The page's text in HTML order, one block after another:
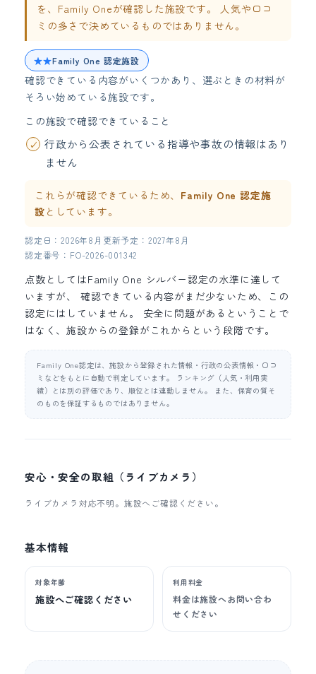
を、Family Oneが確認した施設です。 人気や口コ
ミの多さで決めているものではありません。
★★Family One 認定施設
確認できている内容がいくつかあり、選ぶときの材料が
そろい始めている施設です。
この施設で確認できていること
行政から公表されている指導や事故の情報はあり
ません
これらが確認できているため、 Family One 認定施
設 としています。
認定日：2026年8月 更新予定：2027年8月
認定番号：FO-2026-001342
点数としてはFamily One シルバー認定の水準に達して
いますが、 確認できている内容がまだ少ないため、この
認定にはしていません。 安全に問題があるということで
はなく、施設からの登録がこれからという段階です。
Family One認定は、施設から登録された情報・行政の公表情報・口コ
ミなどをもとに自動で判定しています。 ランキング（人気・利用実
績）とは別の評価であり、順位とは連動しません。 また、保育の質そ
のものを保証するものではありません。
安心・安全の取組（ライブカメラ）
ライブカメラ対応不明。施設へご確認ください。
基本情報
対象年齢
施設へご確認ください
利用料金
料金は施設へお問い合わ
せください